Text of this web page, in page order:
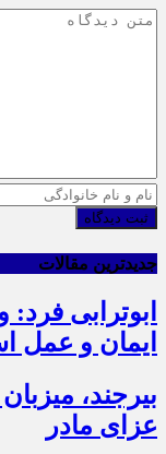
ثبت دیدگاه
جدیدترین مقالات
ابوترابی
ایمان و عمل
بیرجند،
عزای مادر